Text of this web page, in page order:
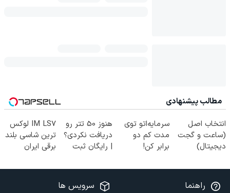
مطالب پیشنهادی
انتخاب اصل
(ساعت و گجت
دیجیتال)
سرمایه‌اتو توی
مدت کم دو
برابر کن!
زاگرس)🔥
هنوز 50 تتر رو
دریافت نکردی؟
| رایگان ثبت
شروع کن!
IM LS7 لوکس
ترین شاسی بلند
برقی ایران
راهنما سرویس ها